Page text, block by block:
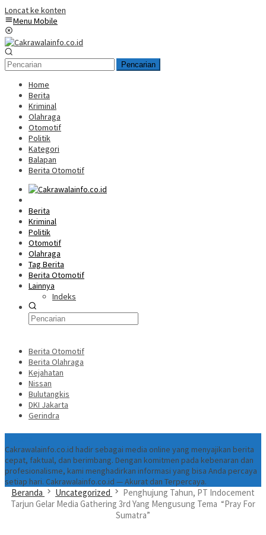
Loncat ke konten
Menu Mobile
Pencarian
Home
Berita
Kriminal
Olahraga
Otomotif
Politik
Kategori
Balapan
Berita Otomotif
Berita
Kriminal
Politik
Otomotif
Olahraga
Tag Berita
Berita Otomotif
Lainnya
Indeks
Berita Otomotif
Berita Olahraga
Kejahatan
Nissan
Bulutangkis
DKI Jakarta
Gerindra
Cakrawalainfo.co.id hadir sebagai media online yang menyajikan berita
cepat, faktual, dan berimbang. Dengan komitmen pada kebenaran dan
profesionalisme, kami menghadirkan informasi yang bisa Anda percaya
setiap hari. Cakrawalainfo.co.id — Akurat dan Terpercaya.
Beranda Uncategorized
Penghujung Tahun, PT Indocement
Tarjun Gelar Media Gathering 3rd Yang Mengusung Tema “Pray For
Sumatra”